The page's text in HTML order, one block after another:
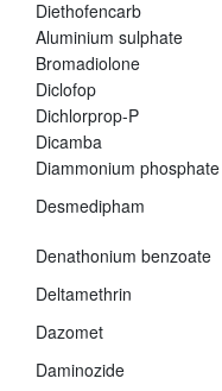
Diethofencarb
Aluminium sulphate
Bromadiolone
Diclofop
Dichlorprop-P
Dicamba
Diammonium phosphate
Desmedipham
Denathonium benzoate
Deltamethrin
Dazomet
Daminozide